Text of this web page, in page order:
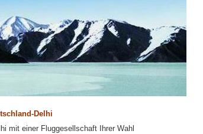
Delhi
mit einer Fluggesellschaft Ihrer Wahl